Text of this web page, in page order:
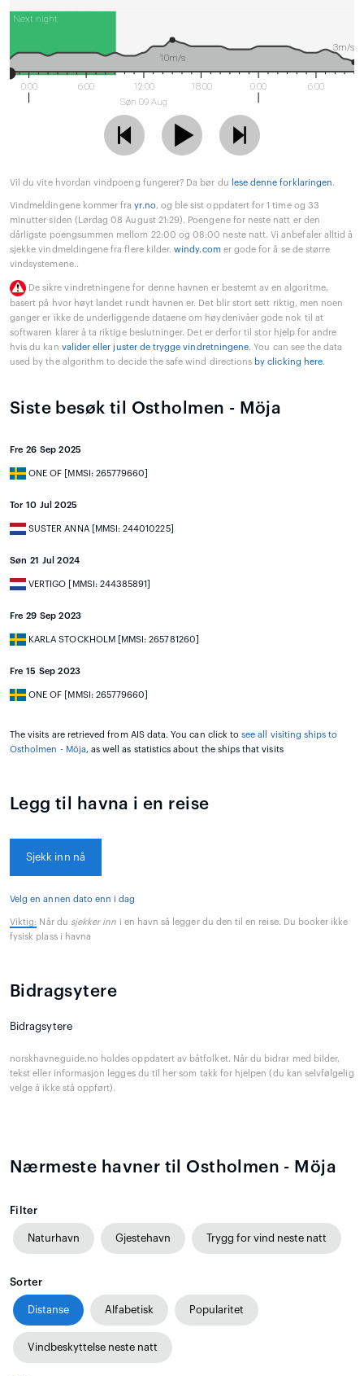
Next night
0:00 6:00
12:00
Søn 09 Aug
18:00 0:00 6:00
10m/s
3m/s
Vil du vite hvordan vindpoeng fungerer? Da bør du lese denne forklaringen.
Vindmeldingene kommer frayr.no, og ble sist oppdatert for 1 time og 33
minutter siden (Lørdag 08 August 21:29). Poengene for neste natt er den
dårligste poengsummen mellom 22:00 og 08:00 neste natt. Vi anbefaler alltid å
sjekke vindmeldingene fra flere kilder.windy.comer gode for å se de større
vindsystemene..
De sikre vindretningene for denne havnen er bestemt av en algoritme,
basert på hvor høyt landet rundt havnen er. Det blir stort sett riktig, men noen
ganger er ikke de underliggende dataene om høydenivåer gode nok til at
softwaren klarer å ta riktige beslutninger. Det er derfor til stor hjelp for andre
hvis du kan valider eller juster de trygge vindretningene. You can see the data
used by the algorithm to decide the safe wind directions by clicking here.
Siste besøk til Ostholmen - Möja
Fre 26 Sep 2025
ONE OF [MMSI: 265779660]
Tor 10 Jul 2025
SUSTER ANNA [MMSI: 244010225]
Søn 21 Jul 2024
VERTIGO [MMSI: 244385891]
Fre 29 Sep 2023
KARLA STOCKHOLM [MMSI: 265781260]
Fre 15 Sep 2023
ONE OF [MMSI: 265779660]
The visits are retrieved from AIS data. You can click tosee all visiting ships to
Ostholmen - Möja, as well as statistics about the ships that visits
Legg til havna i en reise
Sjekk inn nå
Velg en annen dato enn i dag
Viktig: Når du sjekker inn i en havn så legger du den til en reise. Du booker ikke
fysisk plass i havna
Bidragsytere
Bidragsytere
norskhavneguide.no holdes oppdatert av båtfolket. Når du bidrar med bilder,
tekst eller informasjon legges du til her som takk for hjelpen (du kan selvfølgelig
velge å ikke stå oppført).
Nærmeste havner til Ostholmen - Möja
Filter
Naturhavn Gjestehavn Trygg for vind neste natt
Sorter
Distanse Alfabetisk Popularitet
Vindbeskyttelse neste natt